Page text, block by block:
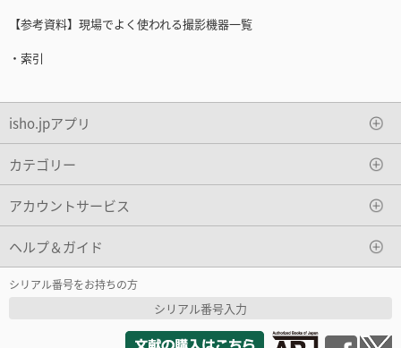
【参考資料】現場でよく使われる撮影機器一覧
・索引
isho.jpアプリ
カテゴリー
アカウントサービス
ヘルプ＆ガイド
シリアル番号をお持ちの方
シリアル番号入力